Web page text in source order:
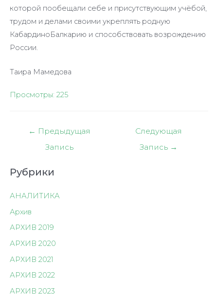
которой пообещали себе и присутствующим учёбой,
трудом и делами своими укреплять родную
КабардиноБалкарию и способствовать возрождению
России.
Таира Мамедова
Просмотры: 225
Навигация
← Предыдущая
Запись
Следующая
Запись →
Рубрики
АНАЛИТИКА
Архив
АРХИВ 2019
АРХИВ 2020
АРХИВ 2021
АРХИВ 2022
АРХИВ 2023